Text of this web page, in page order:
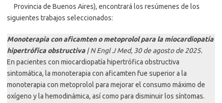
Provincia de Buenos Aires), encontrará los resúmenes de los
siguientes trabajos seleccionados:
Monoterapia con aficamten o metoprolol para la miocardiopatía
hipertrófica obstructiva | N Engl J Med, 30 de agosto de 2025.
En pacientes con miocardiopatía hipertrófica obstructiva
sintomática, la monoterapia con aficamten fue superior a la
monoterapia con metoprolol para mejorar el consumo máximo de
oxígeno y la hemodinámica, así como para disminuir los síntomas.